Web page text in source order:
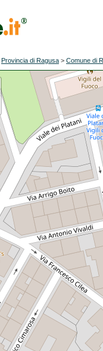
Provincia di Ragusa > Comune di